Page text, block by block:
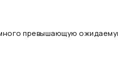
превышающую